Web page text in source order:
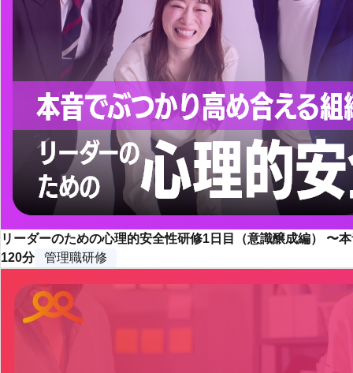
リーダーのための心理的安全性研修1日目（意識醸成編） 〜
120分
管理職研修